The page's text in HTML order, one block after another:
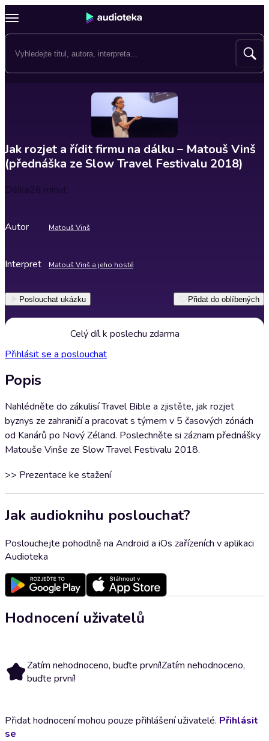
Jak rozjet a řídit firmu na dálku – Matouš Vinš
(přednáška ze Slow Travel Festivalu 2018)
Délka26 minut
Autor Matouš Vinš
Interpret Matouš Vinš a jeho hosté
Poslouchat ukázku Přidat do oblíbených
Celý díl k poslechu zdarma
Přihlásit se a poslouchat
Popis
Nahlédněte do zákulisí Travel Bible a zjistěte, jak rozjet
byznys ze zahraničí a pracovat s týmem v 5 časových zónách
od Kanárů po Nový Zéland. Poslechněte si záznam přednášky
Matouše Vinše ze Slow Travel Festivalu 2018.
>> Prezentace ke stažení
Jak audioknihu poslouchat?
Poslouchejte pohodlně na Android a iOs zařízeních v aplikaci
Audioteka
Hodnocení uživatelů
Zatím nehodnoceno, buďte první!Zatím nehodnoceno,
buďte první!
Přidat hodnocení mohou pouze přihlášení uživatelé. Přihlásit
se